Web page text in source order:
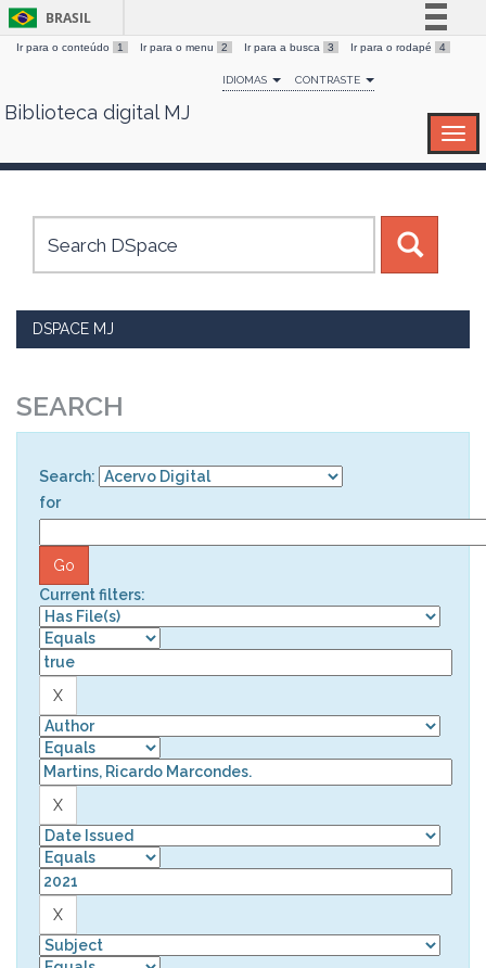
Skip
BRASIL
Simplifique!
Comunica BR
Canais
Ir para o conteúdo 1 Ir para o menu 2 Ir para a busca 3 Ir para o rodapé 4
IDIOMAS CONTRASTE
Biblioteca digital MJ
DSPACE MJ
SEARCH
Search:
for
Current filters: